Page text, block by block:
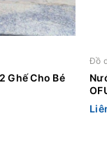
Ghế Cho Bé
Đồ